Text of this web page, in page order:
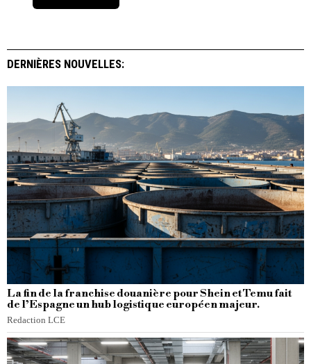
DERNIÈRES NOUVELLES:
La fin de la franchise douanière pour Shein et Temu fait
de l’Espagne un hub logistique européen majeur.
Redaction LCE